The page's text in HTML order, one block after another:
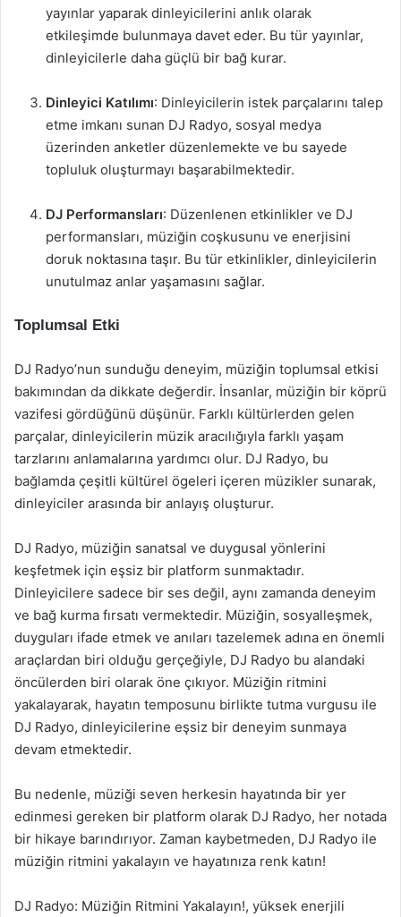
yayınlar yaparak dinleyicilerini anlık olarak
etkileşimde bulunmaya davet eder. Bu tür yayınlar,
dinleyicilerle daha güçlü bir bağ kurar.
Dinleyici Katılımı: Dinleyicilerin istek parçalarını talep
etme imkanı sunan DJ Radyo, sosyal medya
üzerinden anketler düzenlemekte ve bu sayede
topluluk oluşturmayı başarabilmektedir.
DJ Performansları: Düzenlenen etkinlikler ve DJ
performansları, müziğin coşkusunu ve enerjisini
doruk noktasına taşır. Bu tür etkinlikler, dinleyicilerin
unutulmaz anlar yaşamasını sağlar.
Toplumsal Etki
DJ Radyo’nun sunduğu deneyim, müziğin toplumsal etkisi
bakımından da dikkate değerdir. İnsanlar, müziğin bir köprü
vazifesi gördüğünü düşünür. Farklı kültürlerden gelen
parçalar, dinleyicilerin müzik aracılığıyla farklı yaşam
tarzlarını anlamalarına yardımcı olur. DJ Radyo, bu
bağlamda çeşitli kültürel ögeleri içeren müzikler sunarak,
dinleyiciler arasında bir anlayış oluşturur.
DJ Radyo, müziğin sanatsal ve duygusal yönlerini
keşfetmek için eşsiz bir platform sunmaktadır.
Dinleyicilere sadece bir ses değil, aynı zamanda deneyim
ve bağ kurma fırsatı vermektedir. Müziğin, sosyalleşmek,
duyguları ifade etmek ve anıları tazelemek adına en önemli
araçlardan biri olduğu gerçeğiyle, DJ Radyo bu alandaki
öncülerden biri olarak öne çıkıyor. Müziğin ritmini
yakalayarak, hayatın temposunu birlikte tutma vurgusu ile
DJ Radyo, dinleyicilerine eşsiz bir deneyim sunmaya
devam etmektedir.
Bu nedenle, müziği seven herkesin hayatında bir yer
edinmesi gereken bir platform olarak DJ Radyo, her notada
bir hikaye barındırıyor. Zaman kaybetmeden, DJ Radyo ile
müziğin ritmini yakalayın ve hayatınıza renk katın!
DJ Radyo: Müziğin Ritmini Yakalayın!, yüksek enerjili